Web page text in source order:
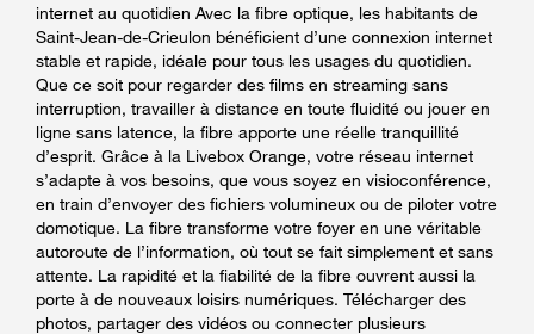
internet au quotidien Avec la fibre optique, les habitants de
Saint-Jean-de-Crieulon bénéficient d’une connexion internet
stable et rapide, idéale pour tous les usages du quotidien.
Que ce soit pour regarder des films en streaming sans
interruption, travailler à distance en toute fluidité ou jouer en
ligne sans latence, la fibre apporte une réelle tranquillité
d’esprit. Grâce à la Livebox Orange, votre réseau internet
s’adapte à vos besoins, que vous soyez en visioconférence,
en train d’envoyer des fichiers volumineux ou de piloter votre
domotique. La fibre transforme votre foyer en une véritable
autoroute de l’information, où tout se fait simplement et sans
attente. La rapidité et la fiabilité de la fibre ouvrent aussi la
porte à de nouveaux loisirs numériques. Télécharger des
photos, partager des vidéos ou connecter plusieurs